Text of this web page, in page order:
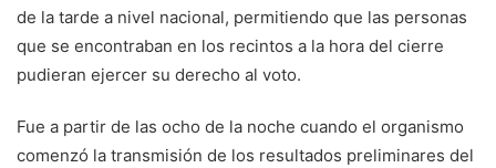
de la tarde a nivel nacional, permitiendo que las personas
que se encontraban en los recintos a la hora del cierre
pudieran ejercer su derecho al voto.
Fue a partir de las ocho de la noche cuando el organismo
comenzó la transmisión de los resultados preliminares del